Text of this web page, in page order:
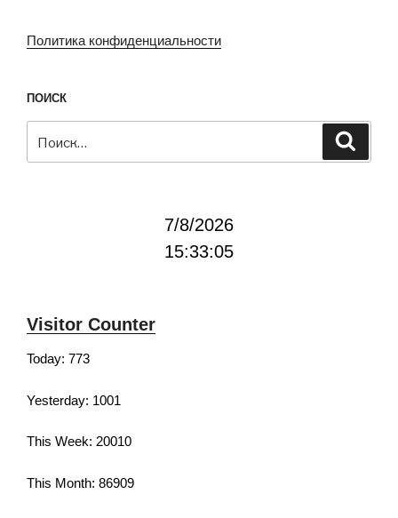
Политика конфиденциальности
ПОИСК
7/8/2026
15:33:05
Visitor Counter
Today: 773
Yesterday: 1001
This Week: 20010
This Month: 86909